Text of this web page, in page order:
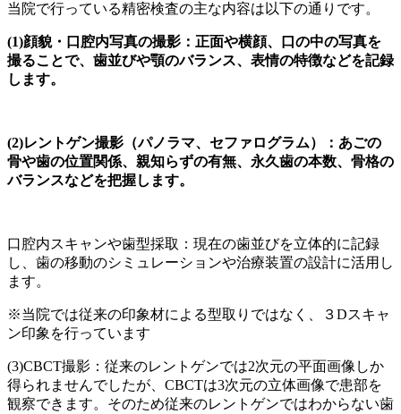
当院で行っている精密検査の主な内容は以下の通りです。
(1)顔貌・口腔内写真の撮影：正面や横顔、口の中の写真を
撮ることで、歯並びや顎のバランス、表情の特徴などを記録
します。
(2)レントゲン撮影（パノラマ、セファログラム）：あごの
骨や歯の位置関係、親知らずの有無、永久歯の本数、骨格の
バランスなどを把握します。
口腔内スキャンや歯型採取：現在の歯並びを立体的に記録
し、歯の移動のシミュレーションや治療装置の設計に活用し
ます。
※当院では従来の印象材による型取りではなく、３Dスキャ
ン印象を行っています
(3)CBCT撮影：従来のレントゲンでは2次元の平面画像しか
得られませんでしたが、CBCTは3次元の立体画像で患部を
観察できます。そのため従来のレントゲンではわからない歯